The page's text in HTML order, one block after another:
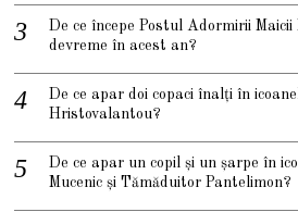
De ce începe Postul Adormirii
devreme în acest an?
De ce apar doi copaci înalți în
Hristovalantou?
De ce apar un copil și un șarpe în
Mucenic și Tămăduitor Pantelimon?